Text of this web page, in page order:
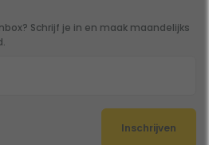
Schrijf je in en maak maandelijks
Inschrijven